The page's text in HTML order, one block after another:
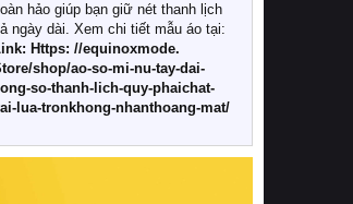
Khác với các dòng sản phẩm thông
những bộ chăn ga gối đệm
cấp trải qua quy trình sản xuất
nghiêm ngặt từ khâu chọn lọc nguyên
liệu tự nhiên đến công nghệ dệt
nhuộm hiện đại không chứa hóa chất
bạn sẽ cảm nhận rõ rệt sự khác
hảo giúp bạn giữ nét thanh lịch
ngày dài. Xem chi tiết mẫu áo tại:
Https: //equinoxmode.
shop/ao-so-mi-nu-tay-dai-
so-thanh-lich-quy-phaichat-
lua-tronkhong-nhanthoang-mat/